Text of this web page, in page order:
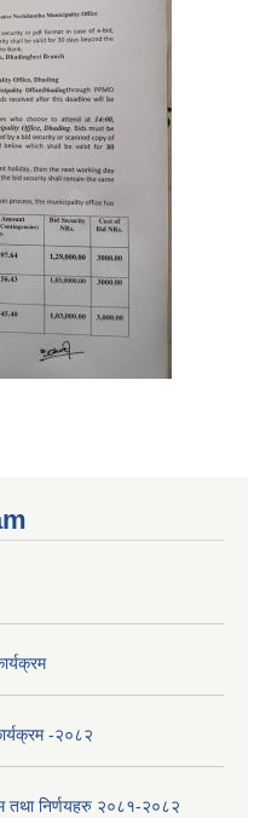
-२०८२
तथा निर्णयहरु २०८१-२०८२